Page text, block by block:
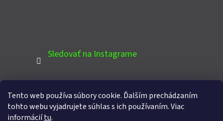
Tento web používa súbory cookie. Ďalším prechádzaním
tohto webu vyjadrujete súhlas s ich používaním. Viac
informáciítu.
Sledovať na Instagrame
PINTEREST